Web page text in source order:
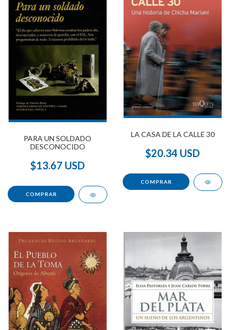
PARA UN SOLDADO
DESCONOCIDO
$13.67 USD
LA CASA DE LA CALLE 30
$20.34 USD